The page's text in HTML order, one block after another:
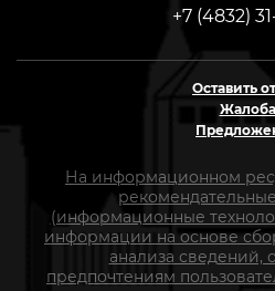
+7 (4832)
Оставить
Жалоба
На информационном
(информационные
информации на основе
анализа сведений,
предпочтениям